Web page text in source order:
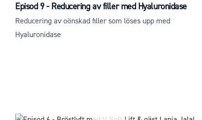
Episod 9 - Reducering av filler med Hyaluronidase
Reducering av oönskad filler som löses upp med
Hyaluronidase